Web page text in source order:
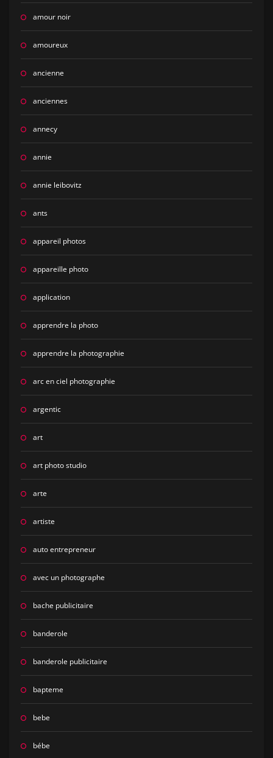
amour noir
amoureux
ancienne
anciennes
annecy
annie
annie leibovitz
ants
appareil photos
appareille photo
application
apprendre la photo
apprendre la photographie
arc en ciel photographie
argentic
art
art photo studio
arte
artiste
auto entrepreneur
avec un photographe
bache publicitaire
banderole
banderole publicitaire
bapteme
bebe
bébe